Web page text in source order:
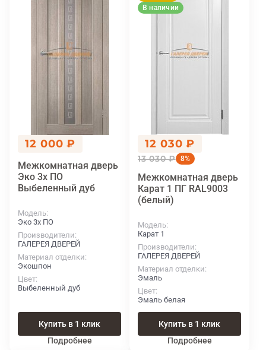
12 000 ₽
Межкомнатная дверь
Эко 3х ПО
Выбеленный дуб
Модель
Эко 3х ПО
Производители
ГАЛЕРЕЯ ДВЕРЕЙ
Материал отделки
Экошпон
Цвет
Выбеленный дуб
Купить в 1 клик
Подробнее
В наличии
12 030 ₽
13 030 ₽ 8%
Межкомнатная дверь
Карат 1 ПГ RAL9003
(белый)
Модель
Карат 1
Производители
ГАЛЕРЕЯ ДВЕРЕЙ
Материал отделки
Эмаль
Цвет
Эмаль белая
Купить в 1 клик
Подробнее